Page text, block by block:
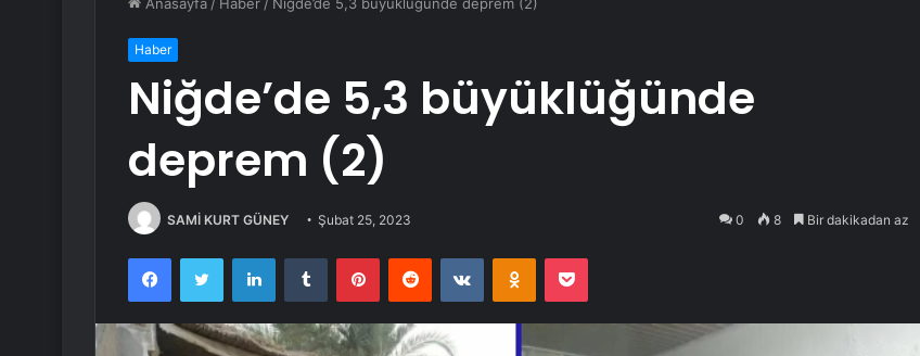
Haber
Niğde’de 5,3 büyüklüğünde
deprem (2)
SAMİ KURT GÜNEY Şubat 25, 2023 0 8 Bir dakikadan az
FacebookTwitter LinkedInTumblr PinterestReddit VKontakteOdnoklassniki
Pocket